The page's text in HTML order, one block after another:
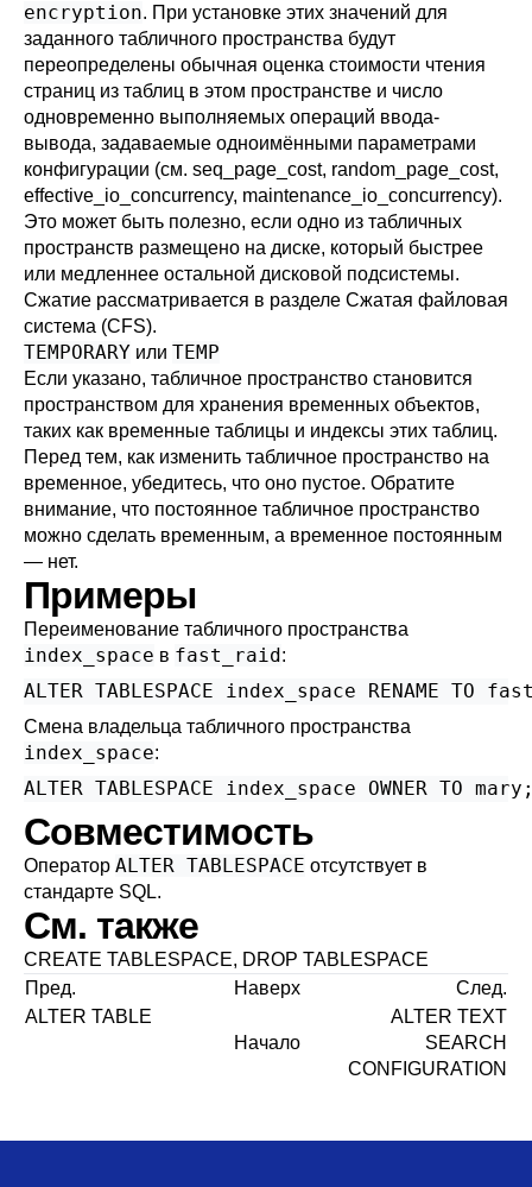
encryption. При установке этих значений для
заданного табличного пространства будут
переопределены обычная оценка стоимости чтения
страниц из таблиц в этом пространстве и число
одновременно выполняемых операций ввода-
вывода, задаваемые одноимёнными параметрами
конфигурации (см. seq_page_cost, random_page_cost,
effective_io_concurrency, maintenance_io_concurrency).
Это может быть полезно, если одно из табличных
пространств размещено на диске, который быстрее
или медленнее остальной дисковой подсистемы.
Сжатие рассматривается в разделе Сжатая файловая
система (CFS).
TEMPORARY или TEMP
Если указано, табличное пространство становится
пространством для хранения временных объектов,
таких как временные таблицы и индексы этих таблиц.
Перед тем, как изменить табличное пространство на
временное, убедитесь, что оно пустое. Обратите
внимание, что постоянное табличное пространство
можно сделать временным, а временное постоянным
— нет.
Примеры
Переименование табличного пространства
index_space в fast_raid:
ALTER TABLESPACE index_space RENAME TO
Смена владельца табличного пространства
index_space:
ALTER TABLESPACE index_space OWNER TO
Совместимость
Оператор ALTER TABLESPACE отсутствует в
стандарте SQL.
См. также
CREATE TABLESPACE, DROP TABLESPACE
Пред.
Наверх
След.
ALTER TABLE
Начало
ALTER TEXT
SEARCH
CONFIGURATION